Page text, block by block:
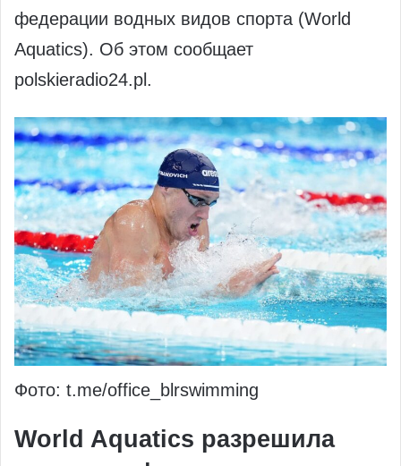
федерации водных видов спорта (World
Aquatics). Об этом сообщает
polskieradio24.pl.
Фото: t.me/office_blrswimming
World Aquatics разрешила